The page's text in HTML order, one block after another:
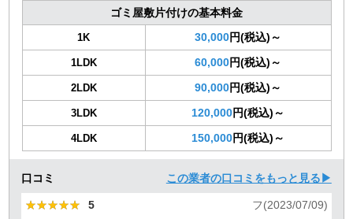
ゴミ屋敷片付けの基本料金
1K 30,000円(税込)～
1LDK 60,000円(税込)～
2LDK 90,000円(税込)～
3LDK 120,000円(税込)～
4LDK 150,000円(税込)～
口コミ この業者の口コミをもっと見る▶
★★★★★
★★★★★ 5 フ(2023/07/09)